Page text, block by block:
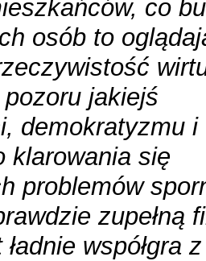
co
osób to
jakiejś
demokratyzmu i
klarowania się
problemów
zupełną
współgra